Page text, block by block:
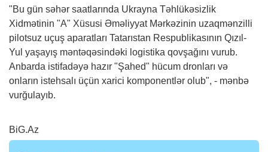
"Bu gün səhər saatlarında Ukrayna Təhlükəsizlik
Xidmətinin "A" Xüsusi Əməliyyat Mərkəzinin uzaqmənzilli
pilotsuz uçuş aparatları Tatarıstan Respublikasının Qızıl-
Yul yaşayış məntəqəsindəki logistika qovşağını vurub.
Anbarda istifadəyə hazır "Şahed" hücum dronları və
onların istehsalı üçün xarici komponentlər olub", - mənbə
vurğulayıb.
BiG.Az